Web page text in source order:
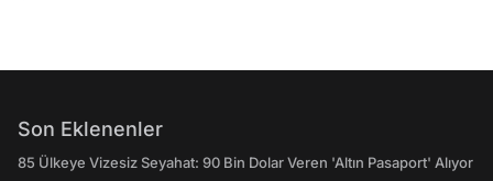
Son Eklenenler
85 Ülkeye Vizesiz Seyahat: 90 Bin Dolar Veren 'Altın Pasaport' Alıyor